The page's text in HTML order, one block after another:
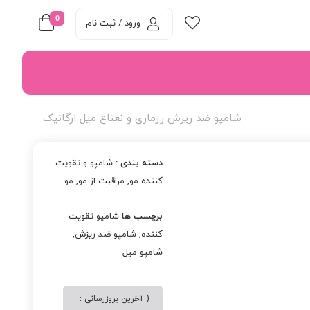
0 ورود / ثبت نام
شامپو ضد ریزش رزماری و نعناع میل ارگانیک
دسته بندی :شامپو و تقویت
کننده مو, مراقبت از مو, مو
برچسب هاشامپو تقویت
کننده,شامپو ضد ریزش,
شامپو میل
( آخرین بروزرسانی :